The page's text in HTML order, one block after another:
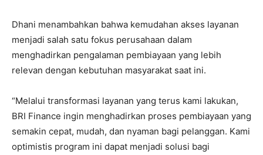
Dhani menambahkan bahwa kemudahan akses layanan
menjadi salah satu fokus perusahaan dalam
menghadirkan pengalaman pembiayaan yang lebih
relevan dengan kebutuhan masyarakat saat ini.
“Melalui transformasi layanan yang terus kami lakukan,
BRI Finance ingin menghadirkan proses pembiayaan yang
semakin cepat, mudah, dan nyaman bagi pelanggan. Kami
optimistis program ini dapat menjadi solusi bagi